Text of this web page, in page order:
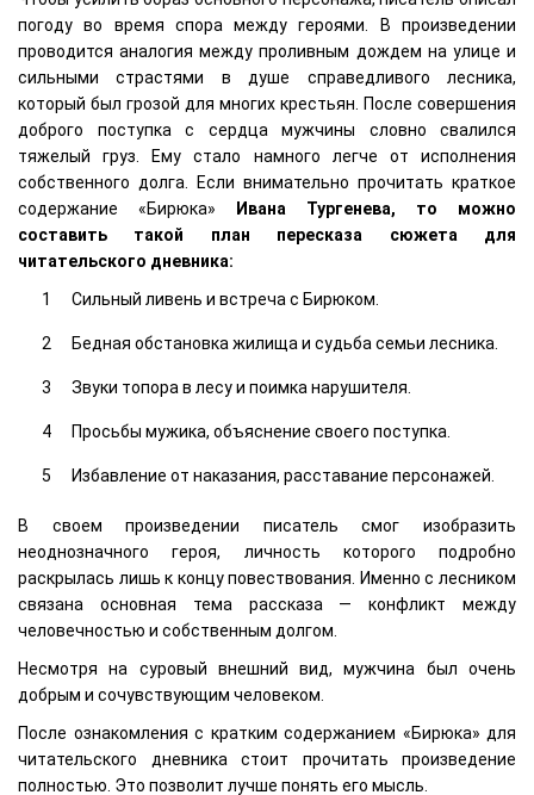
погоду во время спора между героями. В произведении
проводится аналогия между проливным дождем на улице и
сильными страстями в душе справедливого лесника,
который был грозой для многих крестьян. После совершения
доброго поступка с сердца мужчины словно свалился
тяжелый груз. Ему стало намного легче от исполнения
собственного долга. Если внимательно прочитать краткое
содержание «Бирюка»
Ивана Тургенева, то можно
составить такой план пересказа сюжета для
читательского дневника:
Сильный ливень и встреча с Бирюком.
Бедная обстановка жилища и судьба семьи лесника.
Звуки топора в лесу и поимка нарушителя.
Просьбы мужика, объяснение своего поступка.
Избавление от наказания, расставание персонажей.
В своем произведении писатель смог изобразить
неоднозначного героя, личность которого подробно
раскрылась лишь к концу повествования. Именно с лесником
связана основная тема рассказа — конфликт между
человечностью и собственным долгом.
Несмотря на суровый внешний вид, мужчина был очень
добрым и сочувствующим человеком.
После ознакомления с кратким содержанием «Бирюка» для
читательского дневника стоит прочитать произведение
полностью. Это позволит лучше понять его мысль.